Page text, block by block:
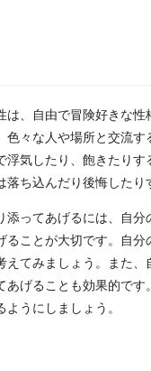
は、自由で冒険好きな性
色々な人や場所と交流す
浮気したり、飽きたりす
落ち込んだり後悔したり
添ってあげるには、自分
ることが大切です。自
えてみましょう。また
あげることも効果的です
ようにしましょう。